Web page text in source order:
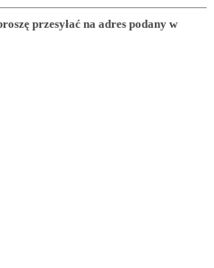
przesyłać na adres podany w